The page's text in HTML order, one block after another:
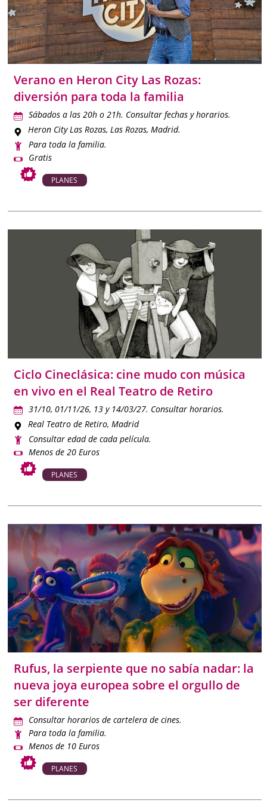
desde edades tempranas.
Ya sea para una tarde de lluvia, una escapada de fin de
semana o un plan cultural diferente, elcine infantil en
tiempo en familia.
Verano en Heron City Las Rozas:
diversión para toda la familia
Sábados a las 20h o 21h. Consultar fechas y horarios.
Heron City Las Rozas, Las Rozas, Madrid.
Para toda la familia.
Gratis
PLANES
Ciclo Cineclásica: cine mudo con música
en vivo en el Real Teatro de Retiro
31/10, 01/11/26, 13 y 14/03/27. Consultar horarios.
Real Teatro de Retiro, Madrid
Consultar edad de cada película.
Menos de 20 Euros
PLANES
Rufus, la serpiente que no sabía nadar: la
nueva joya europea sobre el orgullo de
ser diferente
Consultar horarios de cartelera de cines.
Para toda la familia.
Menos de 10 Euros
PLANES